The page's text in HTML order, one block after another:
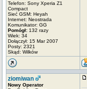
Telefon: Sony Xperia Z1
Compact
Sieć GSM: Heyah
Internet: Neostrada
Komunikator: GG
Pomógł: 132 razy
Wiek: 34
Dołączył: 15 Mar 2007
Posty: 2321
Skąd: Wilków
ziomiwan
Nowy Operator